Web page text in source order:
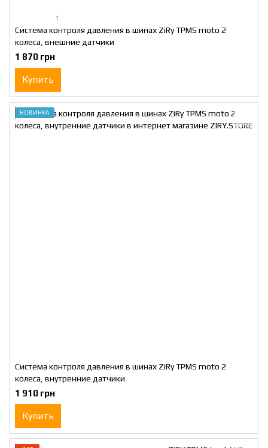
1
Система контроля давления в шинах ZiRy TPMS moto 2
колеса, внешние датчики
1 870 грн
Купить
НОВИНКА
Система контроля давления в шинах ZiRy TPMS moto 2
колеса, внутренние датчики
1 910 грн
Купить